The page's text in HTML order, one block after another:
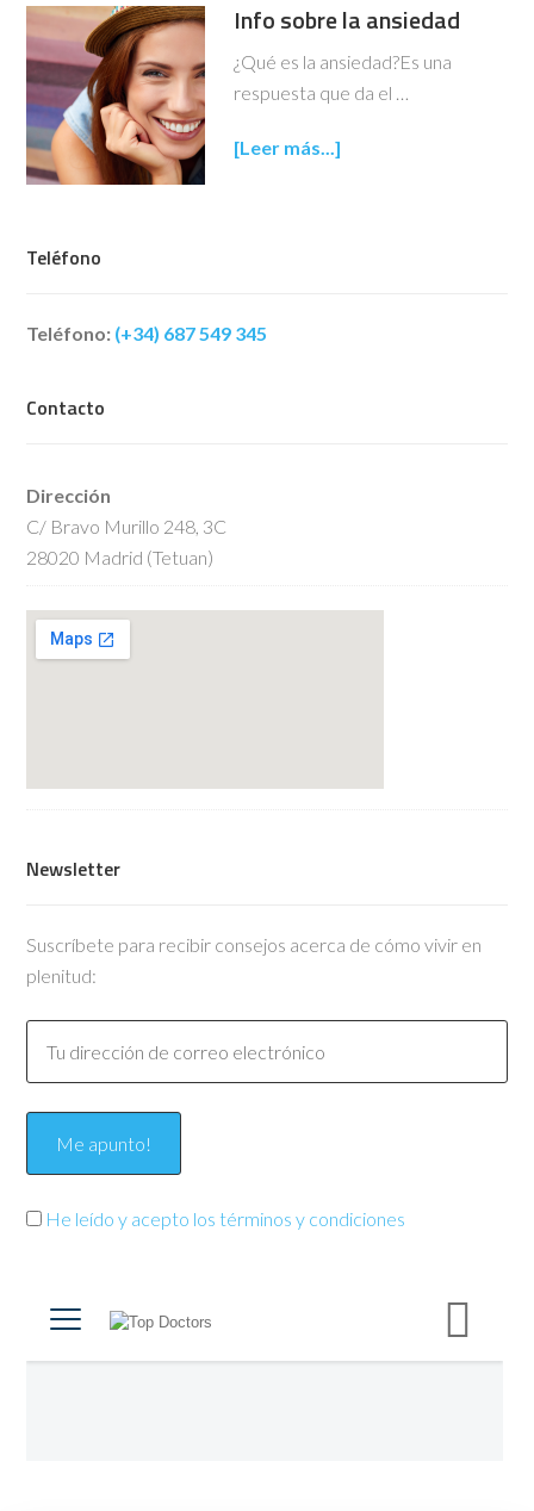
Info sobre la ansiedad
¿Qué es la ansiedad?Es una
respuesta que da el …
[Leer más...]
Teléfono
Teléfono: (+34) 687 549 345
Contacto
Dirección
C/ Bravo Murillo 248, 3C
28020 Madrid (Tetuan)
Newsletter
Suscríbete para recibir consejos acerca de cómo vivir en
plenitud:
He leído y acepto los términos y condiciones